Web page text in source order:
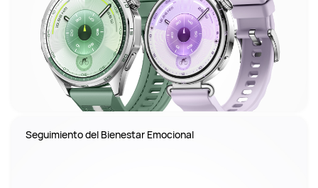
Seguimiento del Bienestar Emocional